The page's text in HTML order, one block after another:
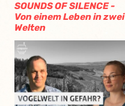
SOUNDS OF SILENCE -
Von einem Leben in zwei
Welten